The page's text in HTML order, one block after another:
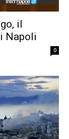
il
Napoli
0